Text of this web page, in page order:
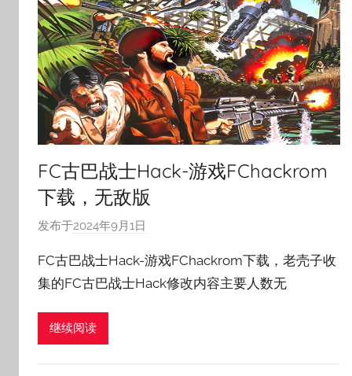
FC古巴战士Hack-游戏FChackrom
下载，无敌版
发布于2024年9月1日
:
老
FC古巴战士Hack-游戏FChackrom下载，老壳子收
集的FC古巴战士Hack修改内容主要人数无
继续阅读